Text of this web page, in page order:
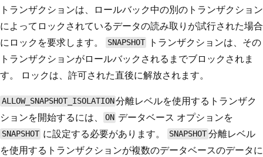
トランザクションは、ロールバック中の別のトランザクション
によってロックされているデータの読み取りが試行された場合
にロックを要求します。
SNAPSHOT
トランザクションは、その
トランザクションがロールバックされるまでブロックされま
す。 ロックは、許可された直後に解放されます。
ALLOW_SNAPSHOT_ISOLATION分離レベルを使用するトランザク
ションを開始するには、
ON データベース オプションを
SNAPSHOT に設定する必要があります。 SNAPSHOT分離レベル
を使用するトランザクションが複数のデータベースのデータに